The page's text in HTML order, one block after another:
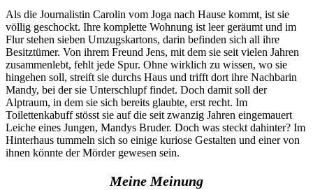
Als die Journalistin Carolin vom Joga nach Hause kommt, ist sie
völlig geschockt. Ihre komplette Wohnung ist leer geräumt und im
Flur stehen sieben Umzugskartons, darin befinden sich all ihre
Besitztümer. Von ihrem Freund Jens, mit dem sie seit vielen Jahren
zusammenlebt, fehlt jede Spur. Ohne wirklich zu wissen, wo sie
hingehen soll, streift sie durchs Haus und trifft dort ihre Nachbarin
Mandy, bei der sie Unterschlupf findet. Doch damit soll der
Alptraum, in dem sie sich bereits glaubte, erst recht. Im
Toilettenkabuff stösst sie auf die seit zwanzig Jahren eingemauert
Leiche eines Jungen, Mandys Bruder. Doch was steckt dahinter? Im
Hinterhaus tummeln sich so einige kuriose Gestalten und einer von
ihnen könnte der Mörder gewesen sein.
Meine Meinung